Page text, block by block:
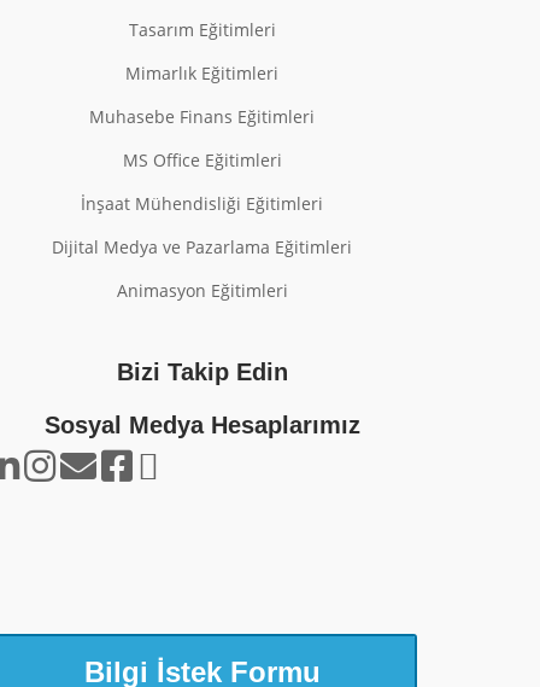
Tasarım Eğitimleri
Mimarlık Eğitimleri
Muhasebe Finans Eğitimleri
MS Office Eğitimleri
İnşaat Mühendisliği Eğitimleri
Dijital Medya ve Pazarlama Eğitimleri
Animasyon Eğitimleri
Bizi Takip Edin
Sosyal Medya Hesaplarımız
Bilgi İstek Formu